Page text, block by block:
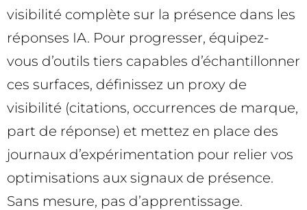
visibilité complète sur la présence dans les
réponses IA. Pour progresser, équipez-
vous d’outils tiers capables d’échantillonner
ces surfaces, définissez un proxy de
visibilité (citations, occurrences de marque,
part de réponse) et mettez en place des
journaux d’expérimentation pour relier vos
optimisations aux signaux de présence.
Sans mesure, pas d’apprentissage.